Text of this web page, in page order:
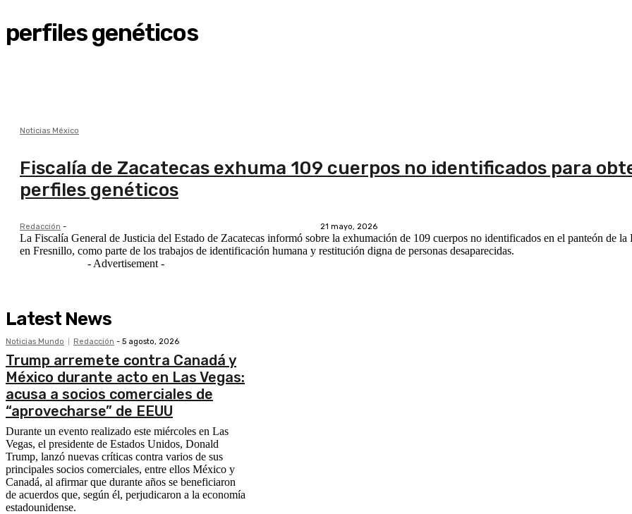
perfiles genéticos
Noticias México
Fiscalía de Zacatecas exhuma 109 cuerpos no identificados para
perfiles genéticos
Redacción - 21 mayo, 2026
La Fiscalía General de Justicia del Estado de Zacatecas informó sobre la exhumación de 109 cuerpos no identificados en el panteón de la
en Fresnillo, como parte de los trabajos de identificación humana y restitución digna de personas desaparecidas.
- Advertisement -
Latest News
Noticias Mundo Redacción - 5 agosto, 2026
Trump arremete contra Canadá y
México durante acto en Las Vegas:
acusa a socios comerciales de
“aprovecharse” de EEUU
Durante un evento realizado este miércoles en Las
Vegas, el presidente de Estados Unidos, Donald
Trump, lanzó nuevas críticas contra varios de sus
principales socios comerciales, entre ellos México y
Canadá, al afirmar que durante años se beneficiaron
de acuerdos que, según él, perjudicaron a la economía
estadounidense.